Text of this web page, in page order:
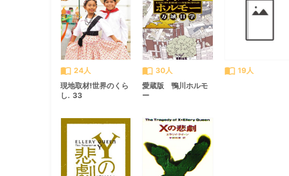
import_contacts 24人
現地取材!世界のくら
し. 33
import_contacts 30人
愛蔵版 鴨川ホルモ
ー
import_contacts 19人